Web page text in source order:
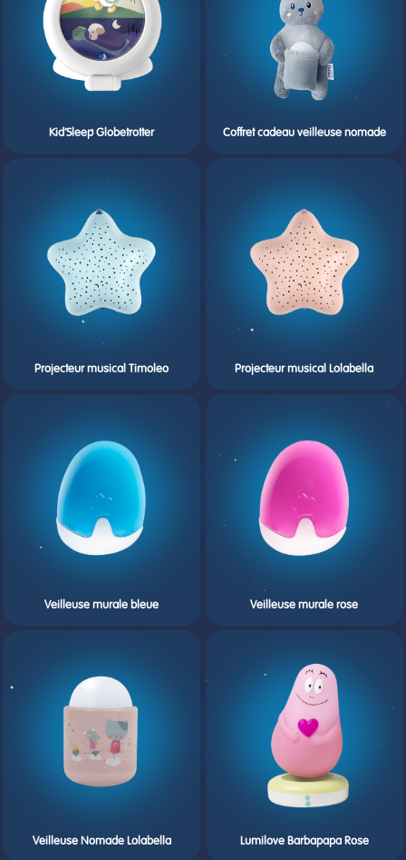
Kid’Sleep Globetrotter Coffret cadeau veilleuse nomade
Projecteur musical Timoleo Projecteur musical Lolabella
Veilleuse murale bleue Veilleuse murale rose
Veilleuse Nomade Lolabella Lumilove Barbapapa Rose